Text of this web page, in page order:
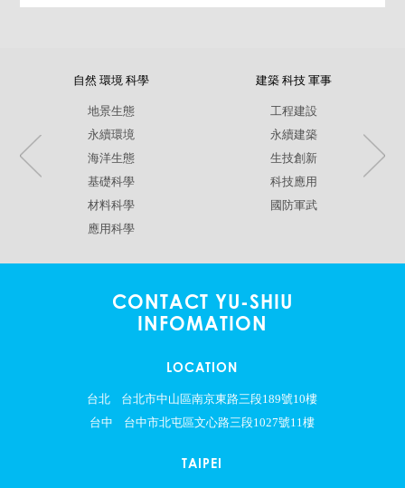
自然 環境 科學
地景生態
永續環境
海洋生態
基礎科學
材料科學
應用科學
建築 科技 軍事
工程建設
永續建築
生技創新
科技應用
國防軍武
CONTACT YU-SHIU
INFOMATION
LOCATION
台北
台北市中山區南京東路三段189號10樓
台中
台中市北屯區文心路三段1027號11樓
TAIPEI